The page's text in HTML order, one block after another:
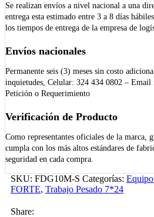
Se realizan envíos a nivel nacional a una
entrega esta estimado entre 3 a 8 días
los tiempos de entrega de la empresa de
Envíos nacionales
Permanente seis (3) meses sin costo
inquietudes, Celular: 324 434 0802 –
Petición o Requerimiento
Verificación de Producto
Como representantes oficiales de la marca,
cumpla con los más altos estándares de
seguridad en cada compra.
SKU: FDG10M-S Categorías: Equipo
FORTE, Trabajo Pesado 7*24
Share: